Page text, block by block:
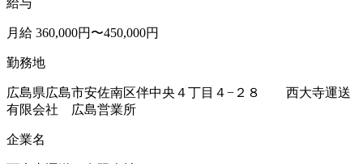
給与
月給 360,000円〜450,000円
勤務地
広島県広島市安佐南区伴中央４丁目４−２８ 西大寺運送
有限会社 広島営業所
企業名